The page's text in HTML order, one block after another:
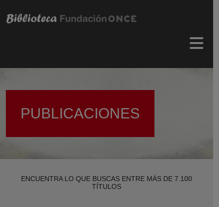
PUBLICACIONES
ENCUENTRA LO QUE BUSCAS ENTRE MÁS DE 7.100
TÍTULOS